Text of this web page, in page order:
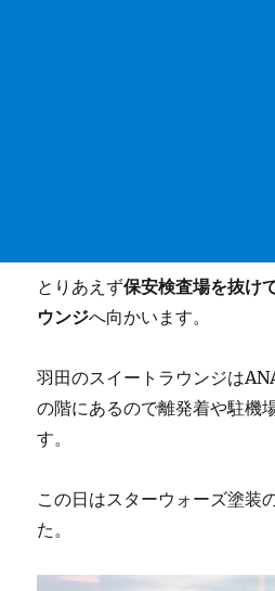
とりあえず保安検査場を抜け
ウンジへ向かいます。
羽田のスイートラウンジは
の階にあるので離発着や駐機
す。
この日はスターウォーズ塗装
た。